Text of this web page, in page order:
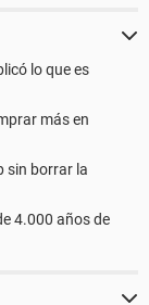
lo que es
más en
sin borrar la
4.000 años de